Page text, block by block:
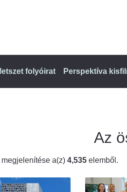
folyóirat Perspektíva
Az
megjelenítése a(z) 4,535 elemből.